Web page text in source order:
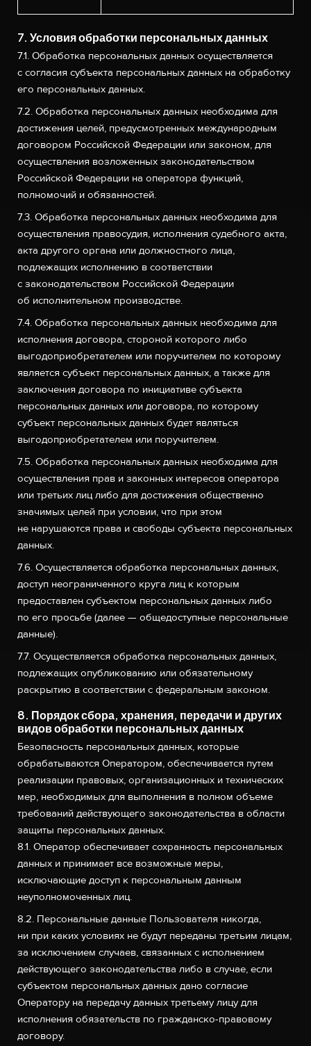
7. Условия обработки персональных данных
7.1. Обработка персональных данных осуществляется
с согласия субъекта персональных данных на обработку
его персональных данных.
7.2. Обработка персональных данных необходима для
достижения целей, предусмотренных международным
договором Российской Федерации или законом, для
осуществления возложенных законодательством
Российской Федерации на оператора функций,
полномочий и обязанностей.
7.3. Обработка персональных данных необходима для
осуществления правосудия, исполнения судебного акта,
акта другого органа или должностного лица,
подлежащих исполнению в соответствии
с законодательством Российской Федерации
об исполнительном производстве.
7.4. Обработка персональных данных необходима для
исполнения договора, стороной которого либо
выгодоприобретателем или поручителем по которому
является субъект персональных данных, а также для
заключения договора по инициативе субъекта
персональных данных или договора, по которому
субъект персональных данных будет являться
выгодоприобретателем или поручителем.
7.5. Обработка персональных данных необходима для
осуществления прав и законных интересов оператора
или третьих лиц либо для достижения общественно
значимых целей при условии, что при этом
не нарушаются права и свободы субъекта персональных
данных.
7.6. Осуществляется обработка персональных данных,
доступ неограниченного круга лиц к которым
предоставлен субъектом персональных данных либо
по его просьбе (далее — общедоступные персональные
данные).
7.7. Осуществляется обработка персональных данных,
подлежащих опубликованию или обязательному
раскрытию в соответствии с федеральным законом.
8. Порядок сбора, хранения, передачи и других
видов обработки персональных данных
Безопасность персональных данных, которые
обрабатываются Оператором, обеспечивается путем
реализации правовых, организационных и технических
мер, необходимых для выполнения в полном объеме
требований действующего законодательства в области
защиты персональных данных.
8.1. Оператор обеспечивает сохранность персональных
данных и принимает все возможные меры,
исключающие доступ к персональным данным
неуполномоченных лиц.
8.2. Персональные данные Пользователя никогда,
ни при каких условиях не будут переданы третьим лицам,
за исключением случаев, связанных с исполнением
действующего законодательства либо в случае, если
субъектом персональных данных дано согласие
Оператору на передачу данных третьему лицу для
исполнения обязательств по гражданско-правовому
договору.